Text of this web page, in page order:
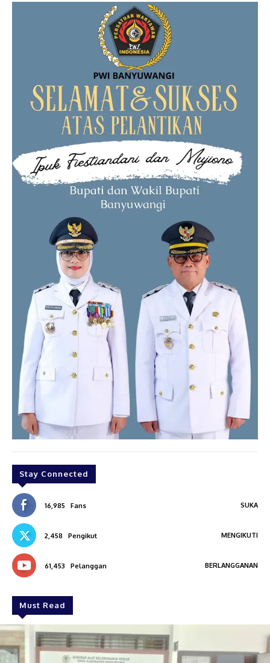
Stay Connected
16,985 Fans SUKA
2,458 Pengikut MENGIKUTI
61,453 Pelanggan BERLANGGANAN
Must Read